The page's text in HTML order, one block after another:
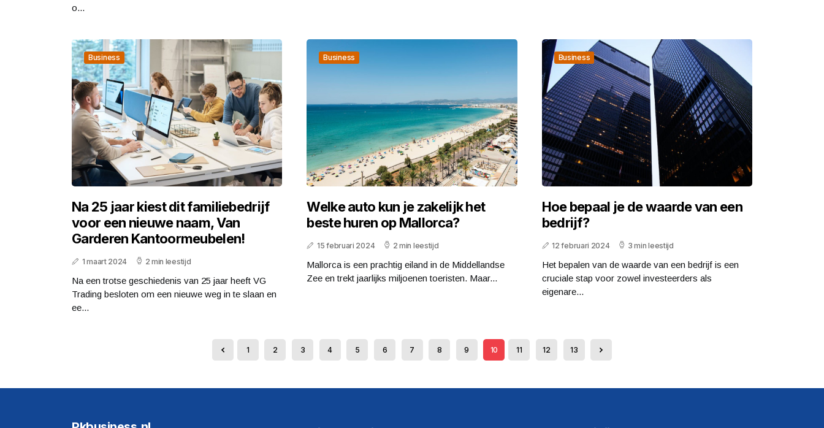
o...
Business
Na 25 jaar kiest dit familiebedrijf
voor een nieuwe naam, Van
Garderen Kantoormeubelen!
1 maart 2024 2 min leestijd
Na een trotse geschiedenis van 25 jaar heeft VG
Trading besloten om een nieuwe weg in te slaan en
ee...
Business
Welke auto kun je zakelijk het
beste huren op Mallorca?
15 februari 2024 2 min leestijd
Mallorca is een prachtig eiland in de Middellandse
Zee en trekt jaarlijks miljoenen toeristen. Maar...
Business
Hoe bepaal je de waarde van een
bedrijf?
12 februari 2024 3 min leestijd
Het bepalen van de waarde van een bedrijf is een
cruciale stap voor zowel investeerders als
eigenare...
1 2 3 4 5 6 7 8 9 10 11 12 13